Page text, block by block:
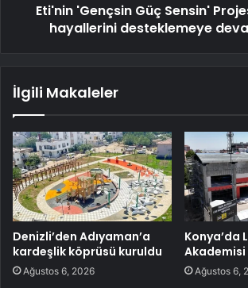
Eti'nin 'Gençsin Güç Sensin'
hayallerini desteklemeye
İlgili Makaleler
Denizli’den Adıyaman’a
kardeşlik köprüsü kuruldu
Ağustos 6, 2026
Konya’da
Ağustos 6,